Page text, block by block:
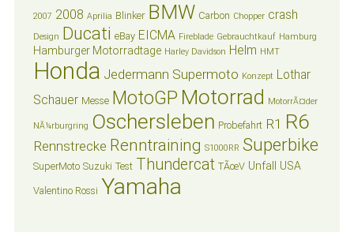
2007 2008 Aprilia Blinker BMW Carbon Chopper crash
Design Ducati eBay EICMA Fireblade Gebrauchtkauf Hamburg
Hamburger Motorradtage Harley Davidson Helm HMT
Honda Jedermann Supermoto Konzept Lothar
Schauer Messe MotoGP Motorrad MotorrÃ¤der
NÃ¼rburgring Oschersleben Probefahrt R1 R6
Rennstrecke Renntraining S1000RR Superbike
SuperMoto Suzuki Test Thundercat TÃœV Unfall USA
Valentino Rossi Yamaha